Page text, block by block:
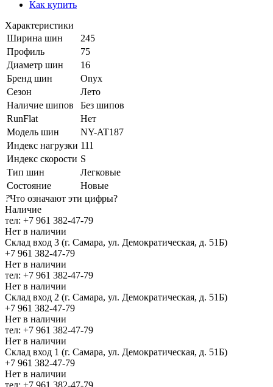
Как купить
Характеристики
Ширина шин
245
Профиль
75
Диаметр шин
16
Бренд шин
Onyx
Сезон
Лето
Наличие шипов
Без шипов
RunFlat
Нет
Модель шин
NY-AT187
Индекс нагрузки 111
Индекс скорости S
Тип шин
Легковые
Состояние
Новые
?Что означают эти цифры?
Наличие
тел: +7 961 382-47-79
Нет в наличии
Склад вход 3 (г. Самара, ул. Демократическая, д. 51Б)
+7 961 382-47-79
Нет в наличии
тел: +7 961 382-47-79
Нет в наличии
Склад вход 2 (г. Самара, ул. Демократическая, д. 51Б)
+7 961 382-47-79
Нет в наличии
тел: +7 961 382-47-79
Нет в наличии
Склад вход 1 (г. Самара, ул. Демократическая, д. 51Б)
+7 961 382-47-79
Нет в наличии
тел: +7 961 382-47-79